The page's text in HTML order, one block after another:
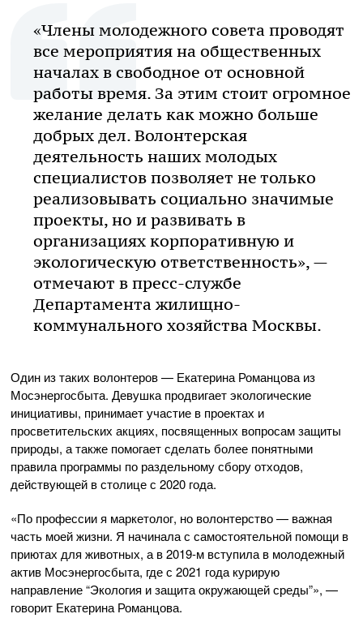
«Члены молодежного совета проводят
все мероприятия на общественных
началах в свободное от основной
работы время. За этим стоит огромное
желание делать как можно больше
добрых дел. Волонтерская
деятельность наших молодых
специалистов позволяет не только
реализовывать социально значимые
проекты, но и развивать в
организациях корпоративную и
экологическую ответственность», —
отмечают в пресс-службе
Департамента жилищно-
коммунального хозяйства Москвы.
Один из таких волонтеров — Екатерина Романцова из
Мосэнергосбыта. Девушка продвигает экологические
инициативы, принимает участие в проектах и
просветительских акциях, посвященных вопросам защиты
природы, а также помогает сделать более понятными
правила программы по раздельному сбору отходов,
действующей в столице с 2020 года.
«По профессии я маркетолог, но волонтерство — важная
часть моей жизни. Я начинала с самостоятельной помощи в
приютах для животных, а в 2019-м вступила в молодежный
актив Мосэнергосбыта, где с 2021 года курирую
направление “Экология и защита окружающей среды”», —
говорит Екатерина Романцова.